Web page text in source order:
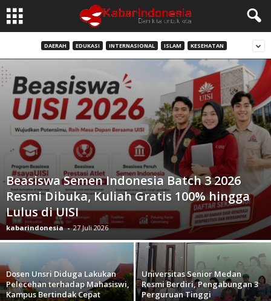
DAERAH EDUKASI INTERNASIONAL ISLAM KESEHATAN
Beasiswa Semen Indonesia Batch 3 2026
Resmi Dibuka, Kuliah Gratis 100% hingga
Lulus di UISI
kabarindonesia - 27 Juli 2026
Dosen Unsri Diduga Lakukan
Pelecehan terhadap Mahasiswi,
Kampus Bertindak Cepat
Universitas Senior Medan
Resmi Berdiri, Pengabungan 3
Perguruan Tinggi